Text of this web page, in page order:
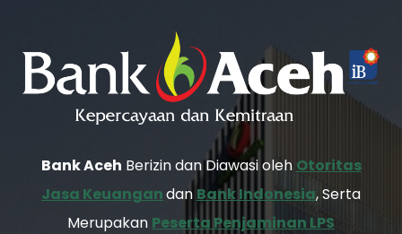
Bank Aceh Berizin dan Diawasi oleh Otoritas
Jasa Keuangandan Bank Indonesia, Serta
Merupakan Peserta Penjaminan LPS